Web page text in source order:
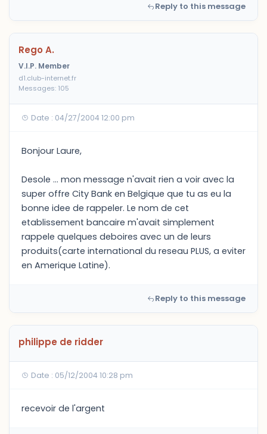
Reply to this message
Rego A.
V.I.P. Member
d1.club-internet.fr
Messages: 105
Date : 04/27/2004 12:00 pm
Bonjour Laure,
Desole ... mon message n'avait rien a voir avec la
super offre City Bank en Belgique que tu as eu la
bonne idee de rappeler. Le nom de cet
etablissement bancaire m'avait simplement
rappele quelques deboires avec un de leurs
produits(carte international du reseau PLUS, a eviter
en Amerique Latine).
Reply to this message
philippe de ridder
Date : 05/12/2004 10:28 pm
recevoir de l'argent